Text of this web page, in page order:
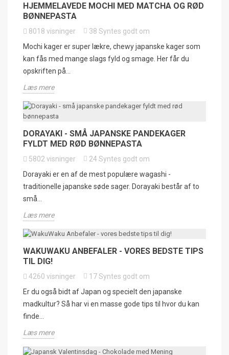
HJEMMELAVEDE MOCHI MED MATCHA OG RØD
BØNNEPASTA
8018 visninger 38 Syntes godt om
Mochi kager er super lækre, chewy japanske kager som
kan fås med mange slags fyld og smage. Her får du
opskriften på...
Læs mere
DORAYAKI - SMÅ JAPANSKE PANDEKAGER
FYLDT MED RØD BØNNEPASTA
5802 visninger 24Syntes godt om
Dorayaki er en af de mest populære wagashi -
traditionelle japanske søde sager. Dorayaki består af to
små...
Læs mere
WAKUWAKU ANBEFALER - VORES BEDSTE TIPS
TIL DIG!
4260 visninger 17Syntes godt om
Er du også bidt af Japan og specielt den japanske
madkultur? Så har vi en masse gode tips til hvor du kan
finde...
Læs mere